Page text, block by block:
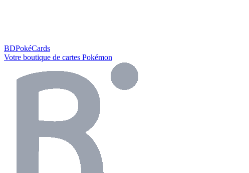
BDPokéCards
Votre boutique de cartes Pokémon